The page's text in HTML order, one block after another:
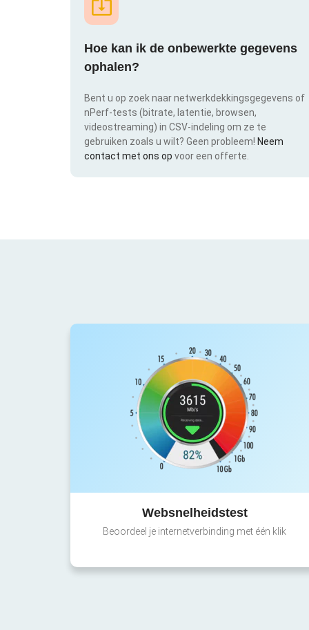
Hoe kan ik de onbewerkte gegevens
ophalen?
Bent u op zoek naar netwerkdekkingsgegevens of
nPerf-tests (bitrate, latentie, browsen,
videostreaming) in CSV-indeling om ze te
gebruiken zoals u wilt? Geen probleem! Neem
contact met ons op voor een offerte.
Websnelheidstest
Beoordeel je internetverbinding met één klik